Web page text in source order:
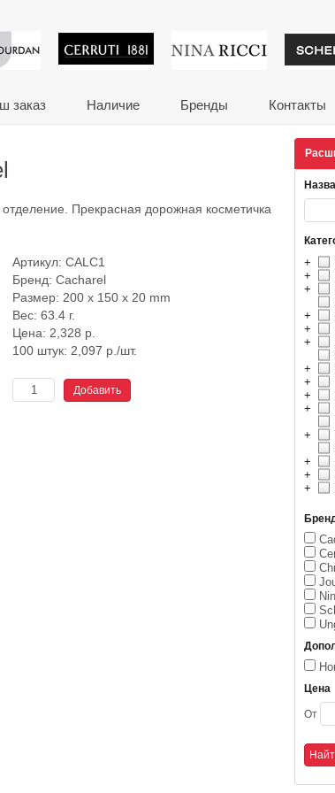
и
заказ Наличие Бренды Контакты
+
+
+
+
+
+
+
+
+
+
+
+
+
+
Цена
От
Прекрасная дорожная косметичка
Артикул: CALC1
Бренд: Cacharel
Размер: 200 x 150 x 20 mm
Вес: 63.4 г.
Цена: 2,328 р.
100 штук: 2,097 р./шт.